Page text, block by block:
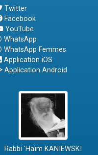
Twitter
Facebook
YouTube
WhatsApp
WhatsApp Femmes
Application iOS
Application Android
Rabbi 'Haïm KANIEWSKI